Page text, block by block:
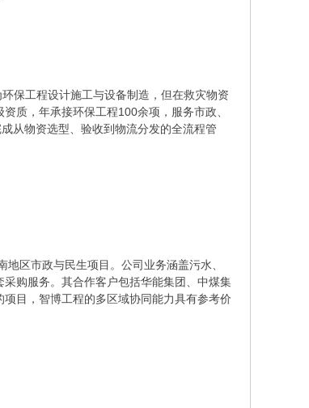
保工程设计施工与设备制造，但在救灾物资
质，年承接环保工程100余项，服务市政、
从物资选型、验收到物流分发的全流程管
区市政与民生项目。公司业务涵盖污水、
采购服务。其合作客户包括华能集团、中煤集
目，智博工程的多区域协同能力具有参考价